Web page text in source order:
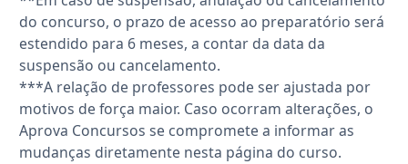
do concurso, o prazo de acesso ao preparatório será
estendido para 6 meses, a contar da data da
suspensão ou cancelamento.
***A relação de professores pode ser ajustada por
motivos de força maior. Caso ocorram alterações, o
Aprova Concursos se compromete a informar as
mudanças diretamente nesta página do curso.